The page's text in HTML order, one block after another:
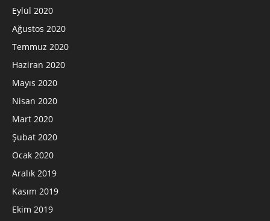
Eylül 2020
Ağustos 2020
Temmuz 2020
Haziran 2020
Mayıs 2020
Nisan 2020
Mart 2020
Şubat 2020
Ocak 2020
Aralık 2019
Kasım 2019
Ekim 2019